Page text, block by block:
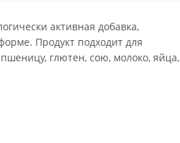
активная добавка,
Продукт подходит для
глютен, сою, молоко, яйца,